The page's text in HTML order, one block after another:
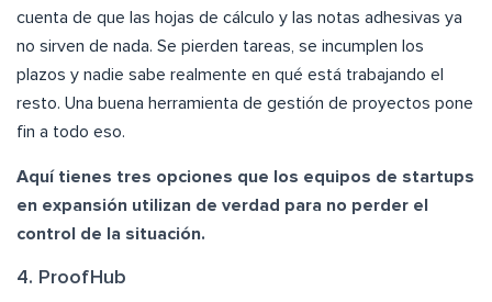
cuenta de que las hojas de cálculo y las notas adhesivas ya
no sirven de nada. Se pierden tareas, se incumplen los
plazos y nadie sabe realmente en qué está trabajando el
resto. Una buena herramienta de gestión de proyectos pone
fin a todo eso.
Aquí tienes tres opciones que los equipos de startups
en expansión utilizan de verdad para no perder el
control de la situación.
4. ProofHub